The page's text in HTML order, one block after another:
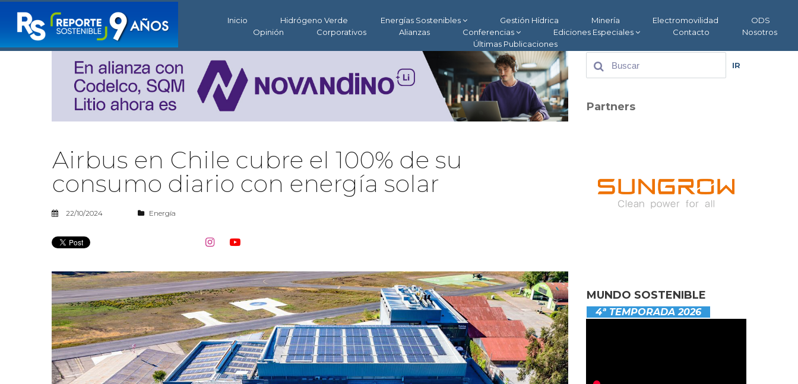
Inicio Hidrógeno Verde Energías Sostenibles Gestión Hídrica Minería Electromovilidad
ODS
Opinión
Corporativos Alianzas Conferencias Ediciones Especiales Contacto
Nosotros
Últimas Publicaciones
Airbus en Chile cubre el 100% de su
consumo diario con energía solar
22/10/2024 Energía
 
IR
Partners
MUNDO SOSTENIBLE
4ª TEMPORADA 2026